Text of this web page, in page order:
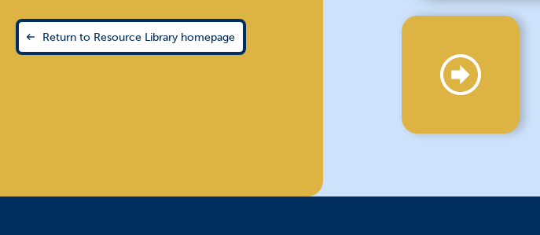
Return to Resource Library homepage